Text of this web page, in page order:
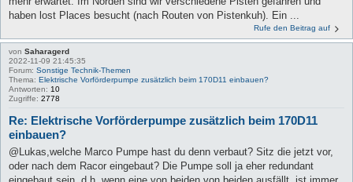
haben lost Places besucht (nach Routen von Pistenkuh). Ein ...
Rufe den Beitrag auf
von Saharagerd
2022-11-09 21:45:35
Forum: Sonstige Technik-Themen
Thema: Elektrische Vorförderpumpe zusätzlich beim 170D11 einbauen?
Antworten: 10
Zugriffe: 2778
Re: Elektrische Vorförderpumpe zusätzlich beim 170D11
einbauen?
@Lukas,welche Marco Pumpe hast du denn verbaut? Sitz die jetzt vor,
oder nach dem Racor eingebaut? Die Pumpe soll ja eher redundant